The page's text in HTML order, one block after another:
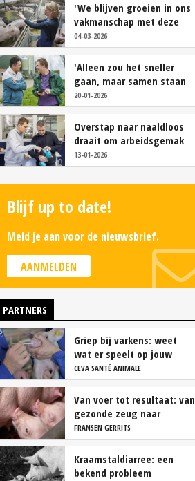
'We blijven groeien in ons
vakmanschap met deze
teamaanpak'
04-03-2026
'Alleen zou het sneller
gaan, maar samen staan
we stukken sterker'
20-01-2026
Overstap naar naaldloos
draait om arbeidsgemak
en diervriendelijkheid
13-01-2026
Blijf up to date!
Meld je aan voor de nieuwsbrief.
AANMELDEN
PARTNERS
Griep bij varkens: weet
wat er speelt op jouw
bedrijf
CEVA SANTÉ ANIMALE
Van voer tot resultaat: van
gezonde zeug naar
succesvolle biggen
FRANSEN GERRITS
Kraamstaldiarree: een
bekend probleem